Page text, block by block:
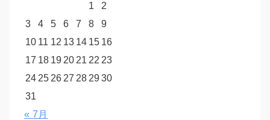
1
2
3
4 5 6 7 8
9
10 11 12 13 14 15 16
17 18 19 20 21 22 23
24 25 26 27 28 2930
31
« 7月